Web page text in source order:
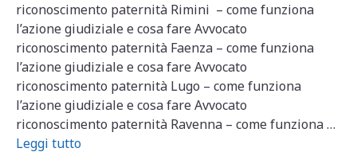
riconoscimento paternità Rimini – come funziona
l’azione giudiziale e cosa fare Avvocato
riconoscimento paternità Faenza – come funziona
l’azione giudiziale e cosa fare Avvocato
riconoscimento paternità Lugo – come funziona
l’azione giudiziale e cosa fare Avvocato
riconoscimento paternità Ravenna – come funziona …
Leggi tutto